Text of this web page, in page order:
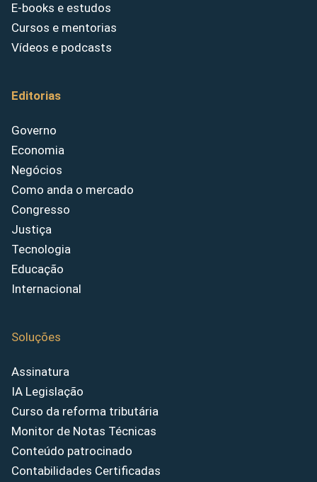
E-books e estudos
Cursos e mentorias
Vídeos e podcasts
Editorias
Governo
Economia
Negócios
Como anda o mercado
Congresso
Justiça
Tecnologia
Educação
Internacional
Soluções
Assinatura
IA Legislação
Curso da reforma tributária
Monitor de Notas Técnicas
Conteúdo patrocinado
Contabilidades Certificadas